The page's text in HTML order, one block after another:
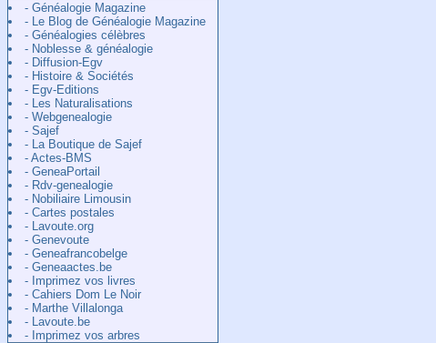
- Généalogie Magazine
- Le Blog de Généalogie Magazine
- Généalogies célèbres
- Noblesse & généalogie
- Diffusion-Egv
- Histoire & Sociétés
- Egv-Editions
- Les Naturalisations
- Webgenealogie
- Sajef
- La Boutique de Sajef
- Actes-BMS
- GeneaPortail
- Rdv-genealogie
- Nobiliaire Limousin
- Cartes postales
- Lavoute.org
- Genevoute
- Geneafrancobelge
- Geneaactes.be
- Imprimez vos livres
- Cahiers Dom Le Noir
- Marthe Villalonga
- Lavoute.be
- Imprimez vos arbres